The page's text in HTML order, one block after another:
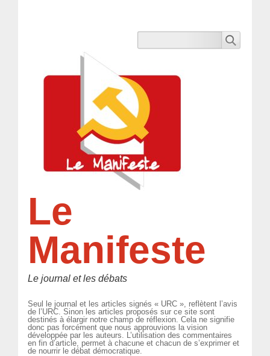
Le
Manifeste
Le journal et les débats
Seul le journal et les articles signés « URC », reflètent l’avis
de l’URC. Sinon les articles proposés sur ce site sont
destinés à élargir notre champ de réflexion. Cela ne signifie
donc pas forcément que nous approuvions la vision
développée par les auteurs. L’utilisation des commentaires
en fin d’article, permet à chacune et chacun de s’exprimer et
de nourrir le débat démocratique.